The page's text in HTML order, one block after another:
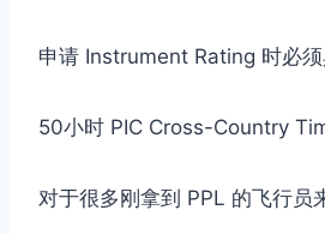
申请 Instrument Rating 时必须
50小时 PIC Cross-Country
对于很多刚拿到 PPL 的飞行员